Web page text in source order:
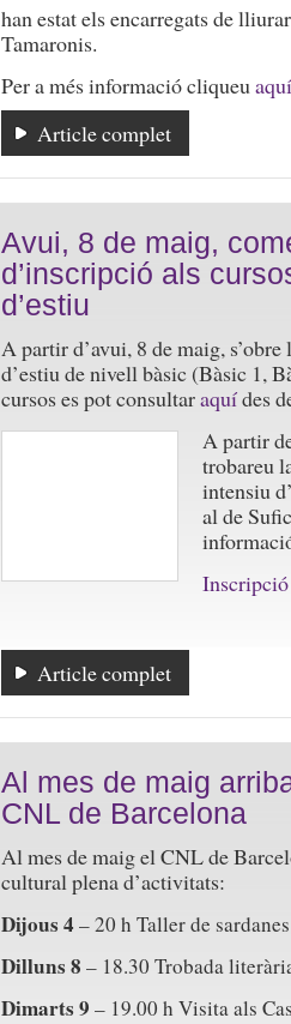
han estat els encarregats de
Tamaronis.
Per a més informació cliqueu
Article complet
Avui, 8 de maig,
d’inscripció als
d’estiu
A partir d’avui, 8 de maig,
d’estiu de nivell bàsic (Bàsic 1,
cursos es pot consultaraquídes
A partir
trobareu
intensiu
al de
Inscripció
Article complet
Al mes de maig
CNL de Barcelona
Al mes de maig el CNL de
cultural plena d’activitats:
Dijous 4 – 20 h Taller de
Dilluns 8 – 18.30 Trobada
Dimarts 9 – 19.00 h Visita als